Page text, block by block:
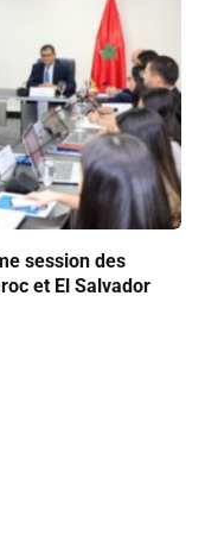
session des
et El Salvador